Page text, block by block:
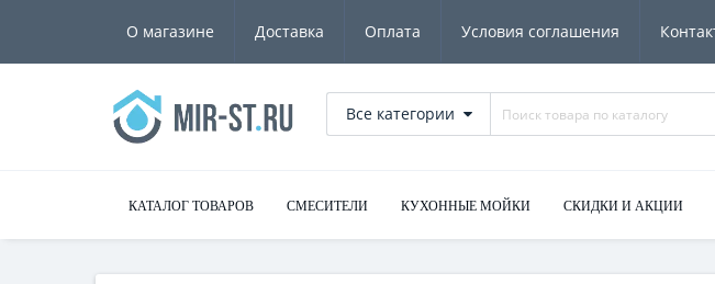
О магазине Доставка Оплата Условия соглашения
Все категории
КАТАЛОГ ТОВАРОВ СМЕСИТЕЛИ КУХОННЫЕ МОЙКИ СКИДКИ И АКЦИИ